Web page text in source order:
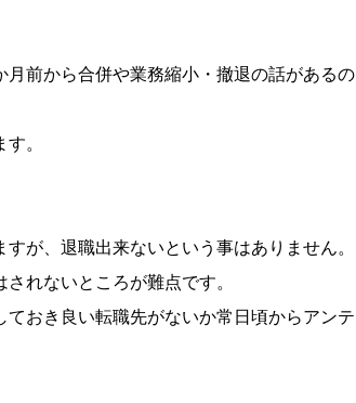
前から合併や業務縮小・撤退の話があるの
。
が、退職出来ないという事はありません。
れないところが難点です。
おき良い転職先がないか常日頃からアンテ